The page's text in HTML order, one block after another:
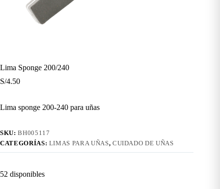
Lima Sponge 200/240
S/4.50
Lima sponge 200-240 para uñas
SKU:BH005117
CATEGORÍAS: LIMAS PARA UÑAS, CUIDADO DE UÑAS
52 disponibles